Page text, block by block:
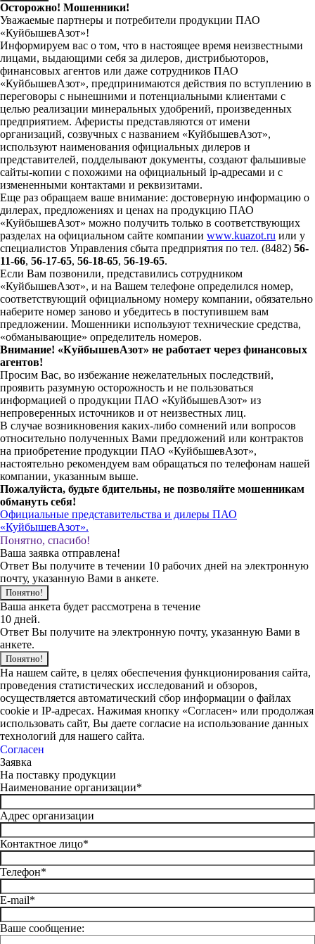
Осторожно! Мошенники!
Уважаемые партнеры и потребители продукции ПАО
«КуйбышевАзот»!
Информируем вас о том, что в настоящее время неизвестными
лицами, выдающими себя за дилеров, дистрибьюторов,
финансовых агентов или даже сотрудников ПАО
«КуйбышевАзот», предпринимаются действия по вступлению в
переговоры с нынешними и потенциальными клиентами с
целью реализации минеральных удобрений, произведенных
предприятием. Аферисты представляются от имени
организаций, созвучных с названием «КуйбышевАзот»,
используют наименования официальных дилеров и
представителей, подделывают документы, создают фальшивые
сайты-копии с похожими на официальный ip-адресами и с
измененными контактами и реквизитами.
Еще раз обращаем ваше внимание: достоверную информацию о
дилерах, предложениях и ценах на продукцию ПАО
«КуйбышевАзот» можно получить только в соответствующих
разделах на официальном сайте компании www.kuazot.ru или у
специалистов Управления сбыта предприятия по тел. (8482) 56-
11-66, 56-17-65, 56-18-65, 56-19-65.
Если Вам позвонили, представились сотрудником
«КуйбышевАзот», и на Вашем телефоне определился номер,
соответствующий официальному номеру компании, обязательно
наберите номер заново и убедитесь в поступившем вам
предложении. Мошенники используют технические средства,
«обманывающие» определитель номеров.
Внимание! «КуйбышевАзот» не работает через финансовых
агентов!
Просим Вас, во избежание нежелательных последствий,
проявить разумную осторожность и не пользоваться
информацией о продукции ПАО «КуйбышевАзот» из
непроверенных источников и от неизвестных лиц.
В случае возникновения каких-либо сомнений или вопросов
относительно полученных Вами предложений или контрактов
на приобретение продукции ПАО «КуйбышевАзот»,
настоятельно рекомендуем вам обращаться по телефонам нашей
компании, указанным выше.
Пожалуйста, будьте бдительны, не позволяйте мошенникам
обмануть себя!
Официальные представительства и дилеры ПАО
«КуйбышевАзот».
Понятно, спасибо!
Ваша заявка отправлена!
Ответ Вы получите в течении 10 рабочих дней на электронную
почту, указанную Вами в анкете.
Понятно!
Ваша анкета будет рассмотрена в течение
10 дней.
Ответ Вы получите на электронную почту, указанную Вами в
анкете.
Понятно!
На нашем сайте, в целях обеспечения функционирования сайта,
проведения статистических исследований и обзоров,
осуществляется автоматический сбор информации о файлах
cookie и IP-адресах. Нажимая кнопку «Согласен» или продолжая
использовать сайт, Вы даете согласие на использование данных
технологий для нашего сайта.
Согласен
Заявка
На поставку продукции
Наименование организации*
Адрес организации
Контактное лицо*
Телефон*
E-mail*
Ваше сообщение: